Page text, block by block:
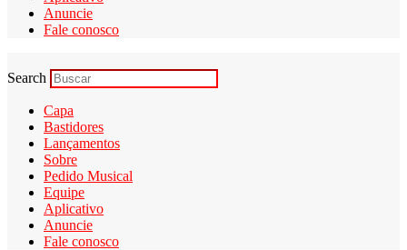
Anuncie
Fale conosco
Search
Capa
Bastidores
Lançamentos
Sobre
Pedido Musical
Equipe
Aplicativo
Anuncie
Fale conosco